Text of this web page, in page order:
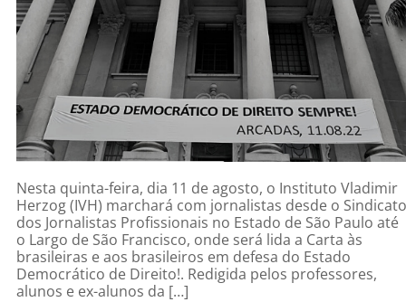
Nesta quinta-feira, dia 11 de agosto, o Instituto Vladimir
Herzog (IVH) marchará com jornalistas desde o Sindicato
dos Jornalistas Profissionais no Estado de São Paulo até
o Largo de São Francisco, onde será lida a Carta às
brasileiras e aos brasileiros em defesa do Estado
Democrático de Direito!. Redigida pelos professores,
alunos e ex-alunos da […]